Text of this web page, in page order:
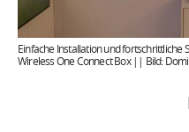
Einfache Installation und fortschrittliche
Wireless One Connect Box || Bild: